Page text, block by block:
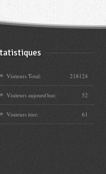
diminuer
218124
Visiteurs Total:
52
Visiteurs aujourd'hui:
61
Visiteurs hier: